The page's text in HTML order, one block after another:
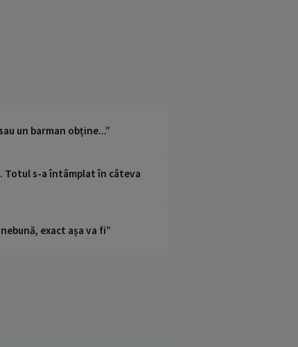
un barman obține...”
Totul s-a întâmplat în câteva
exact așa va fi”